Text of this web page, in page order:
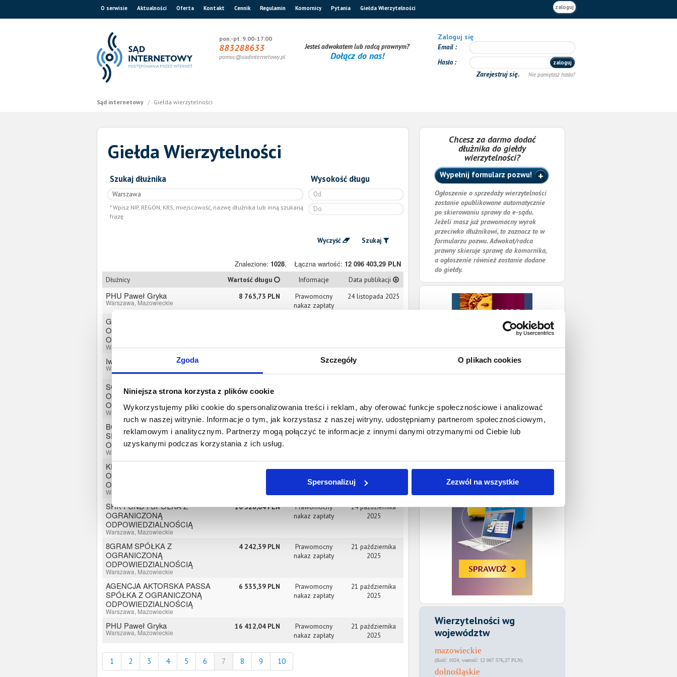
Zgoda Szczegóły O plikach cookies
Niniejsza strona korzysta z plików cookie
Wykorzystujemy pliki cookie do spersonalizowania treści i reklam, aby oferować funkcje społecznościowe i analizować
ruch w naszej witrynie. Informacje o tym, jak korzystasz z naszej witryny, udostępniamy partnerom społecznościowym,
reklamowym i analitycznym. Partnerzy mogą połączyć te informacje z innymi danymi otrzymanymi od Ciebie lub
uzyskanymi podczas korzystania z ich usług.
Spersonalizuj Zezwól na wszystkie
O serwisie Aktualności Oferta Kontakt Cennik Regulamin Komornicy Pytania Giełda Wierzytelności zaloguj
pon.-pt. 9.00-17.00
883288633
pomoc@sadinternetowy.pl
Jesteś adwokatem lub radcą prawnym?
Dołącz do nas!
Zaloguj się
Email
Hasło
zaloguj
Zarejestruj się. Nie pamiętasz hasła?
Sąd internetowy / Giełda wierzytelności
Giełda Wierzytelności
Szukaj dłużnika
Wpisz NIP, REGON, KRS, miejscowość, nazwę dłużnika lub inną szukaną
frazę
Wysokość długu
Wyczyść Szukaj
Znalezione: 1028, Łączna wartość: 12 096 403,29 PLN
Dłużnicy Wartość długu Informacje Data publikacji
PHU Paweł Gryka
Warszawa, Mazowieckie
8 765,73 PLN
Prawomocny
nakaz zapłaty
24 listopada 2025
GOLDENROD SPÓŁKA Z
OGRANICZONĄ
ODPOWIEDZIALNOŚCIĄ
Warszawa, Mazowieckie
Iwona Lemiesz
Warszawa, Mazowieckie
Prawomocny
19 listopada 2025
SGC POLSKA SPÓŁKA Z
OGRANICZONĄ
ODPOWIEDZIALNOŚCIĄ
Warszawa, Mazowieckie
8 105,31 PLN
BOARD SPORT POLSKA
SPÓŁKA Z OGRANICZONĄ
ODPOWIEDZIALNOŚCIĄ
Warszawa, Mazowieckie
Prawomocny
nakaz zapłaty
14 listopada 2025
KRIS-MED SPÓŁKA Z
OGRANICZONĄ
ODPOWIEDZIALNOŚCIĄ
Warszawa, Mazowieckie
14 315,44 PLN
Prawomocny
4 listopada 2025
SHK FUND I SPÓŁKA Z
OGRANICZONĄ
ODPOWIEDZIALNOŚCIĄ
Warszawa, Mazowieckie
10 326,04 PLN
Prawomocny
nakaz zapłaty
24 października
2025
8GRAM SPÓŁKA Z
OGRANICZONĄ
ODPOWIEDZIALNOŚCIĄ
Warszawa, Mazowieckie
4 242,39 PLN
Prawomocny
nakaz zapłaty
21 października
2025
AGENCJA AKTORSKA PASSA
SPÓŁKA Z OGRANICZONĄ
ODPOWIEDZIALNOŚCIĄ
Warszawa, Mazowieckie
6 535,39 PLN
Prawomocny
nakaz zapłaty
21 października
2025
PHU Paweł Gryka
Warszawa, Mazowieckie
16 412,04 PLN
Prawomocny
nakaz zapłaty
21 października
2025
1 2 3 4 5 6 7 8 9 10
Chcesz za darmo dodać
dłużnika do giełdy
wierzytelności?
Wypełnij formularz pozwu!
Ogłoszenie o sprzedaży wierzytelności
zostanie opublikowane automatycznie
po skierowaniu sprawy do e-sądu.
Jeżeli masz już prawomocny wyrok
przeciwko dłużnikowi, to zaznacz to w
formularzu pozwu. Adwokat/radca
prawny skieruje sprawę do komornika,
a ogłoszenie również zostanie dodane
do giełdy.
Wierzytelności wg
województw
mazowieckie
1024 12 067 576,27 PLN
dolnośląskie